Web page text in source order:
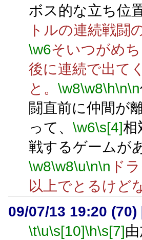
ボス的な立ち位
トルの連続戦闘
\w6そいつがめ
後に連続で出て
と。 \w8\w8\h\n\n
闘直前に仲間が
って、 \w6\s[4]相
戦するゲームが
\w8\w8\u\n\n ド
以上でとるけど
09/07/13 19:20 (70)
\t\u\s[10]\h\s[7]